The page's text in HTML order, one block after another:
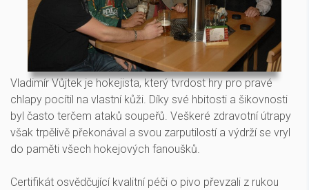
Vladimír Vůjtek je hokejista, který tvrdost hry pro pravé
chlapy pocítil na vlastní kůži. Díky své hbitosti a šikovnosti
byl často terčem ataků soupeřů. Veškeré zdravotní útrapy
však trpělivě překonával a svou zarputilostí a výdrží se vryl
do paměti všech hokejových fanoušků.
Certifikát osvědčující kvalitní péči o pivo převzali z rukou